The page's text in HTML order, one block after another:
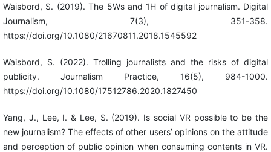
Waisbord, S. (2019). The 5Ws and 1H of digital journalism. Digital
Journalism, 7(3), 351-358.
https://doi.org/10.1080/21670811.2018.1545592
Waisbord, S. (2022). Trolling journalists and the risks of digital
publicity. Journalism Practice, 16(5), 984-1000.
https://doi.org/10.1080/17512786.2020.1827450
Yang, J., Lee, I. & Lee, S. (2019). Is social VR possible to be the
new journalism? The effects of other users’ opinions on the attitude
and perception of public opinion when consuming contents in VR.